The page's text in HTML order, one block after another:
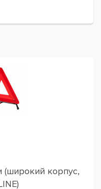
(широкий корпус,